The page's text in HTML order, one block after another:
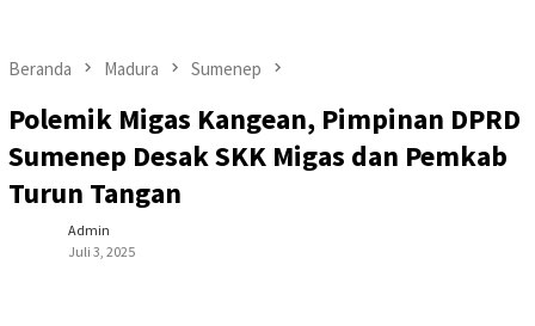
Beranda Madura Sumenep
Polemik Migas Kangean, Pimpinan DPRD
Sumenep Desak SKK Migas dan Pemkab
Turun Tangan
Admin
Juli 3, 2025